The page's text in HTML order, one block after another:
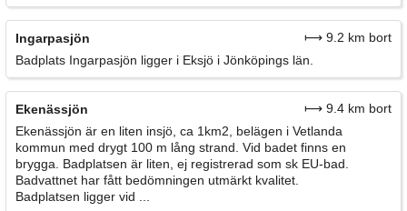
Ingarpasjön
⟼ 9.2 km bort
Badplats Ingarpasjön ligger i Eksjö i Jönköpings län.
Ekenässjön
⟼ 9.4 km bort
Ekenässjön är en liten insjö, ca 1km2, belägen i Vetlanda
kommun med drygt 100 m lång strand. Vid badet finns en
brygga. Badplatsen är liten, ej registrerad som sk EU-bad.
Badvattnet har fått bedömningen utmärkt kvalitet.
Badplatsen ligger vid ...